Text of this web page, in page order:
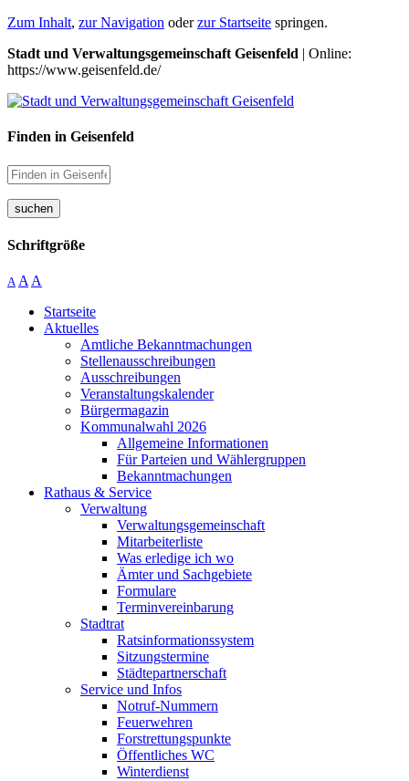
Zum Inhalt, zur Navigation oderzur Startseite springen.
Stadt und Verwaltungsgemeinschaft Geisenfeld | Online:
https://www.geisenfeld.de/
Finden in Geisenfeld
suchen
Schriftgröße
A A A
Startseite
Aktuelles
Amtliche Bekanntmachungen
Stellenausschreibungen
Ausschreibungen
Veranstaltungskalender
Bürgermagazin
Kommunalwahl 2026
Allgemeine Informationen
Für Parteien und Wählergruppen
Bekanntmachungen
Rathaus & Service
Verwaltung
Verwaltungsgemeinschaft
Mitarbeiterliste
Was erledige ich wo
Ämter und Sachgebiete
Formulare
Terminvereinbarung
Stadtrat
Ratsinformationssystem
Sitzungstermine
Städtepartnerschaft
Service und Infos
Notruf-Nummern
Feuerwehren
Forstrettungspunkte
Öffentliches WC
Winterdienst